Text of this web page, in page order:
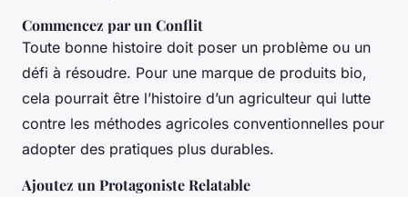
Commencez par un Conflit
Toute bonne histoire doit poser un problème ou un
défi à résoudre. Pour une marque de produits bio,
cela pourrait être l’histoire d’un agriculteur qui lutte
contre les méthodes agricoles conventionnelles pour
adopter des pratiques plus durables.
Ajoutez un Protagoniste Relatable